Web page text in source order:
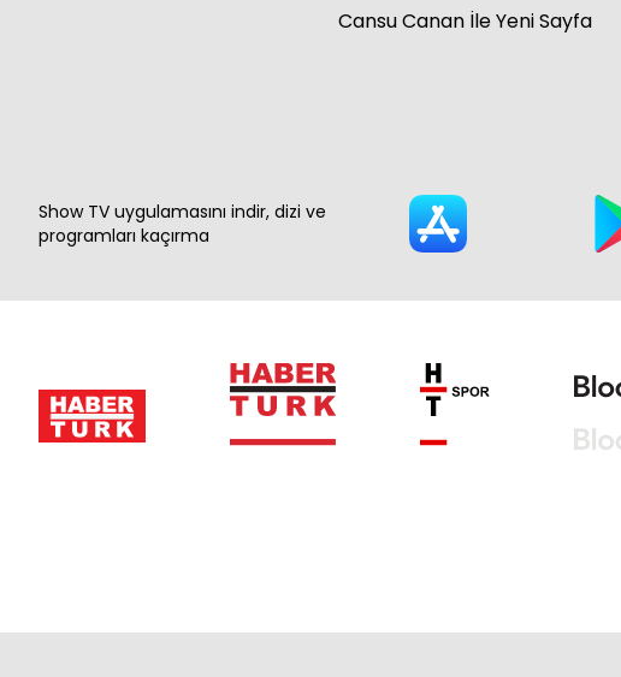
Cansu Canan İle Yeni Sayfa
Show TV uygulamasını indir, dizi ve
programları kaçırma